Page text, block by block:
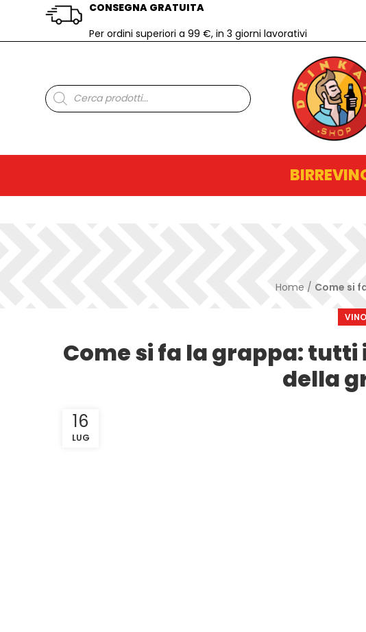
CONSEGNA GRATUITA
Per ordini superiori a 99 €, in 3 giorni lavorativi
Ricerca
prodotti
BIRRE
Home / Come si
VINO
Come si fa la grappa:
della
16
LUG